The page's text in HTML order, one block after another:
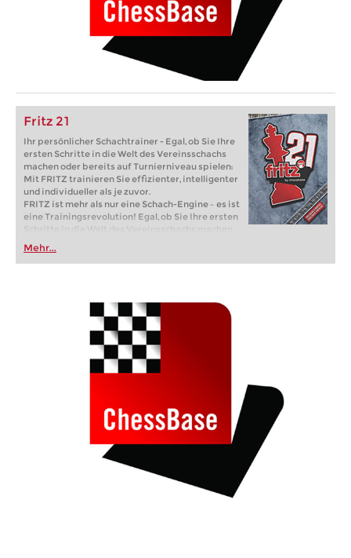
Fritz 21
Ihr persönlicher Schachtrainer - Egal, ob Sie Ihre
ersten Schritte in die Welt des Vereinsschachs
machen oder bereits auf Turnierniveau spielen:
Mit FRITZ trainieren Sie effizienter, intelligenter
und individueller als je zuvor.
FRITZ ist mehr als nur eine Schach-Engine – es ist
eine Trainingsrevolution! Egal, ob Sie Ihre ersten
Schritte in die Welt des Vereinsschachs machen
oder bereits auf Turnierniveau spielen: Mit
FRITZ trainieren Sie effizienter, intelligenter und
individueller als je zuvor.
Mehr...